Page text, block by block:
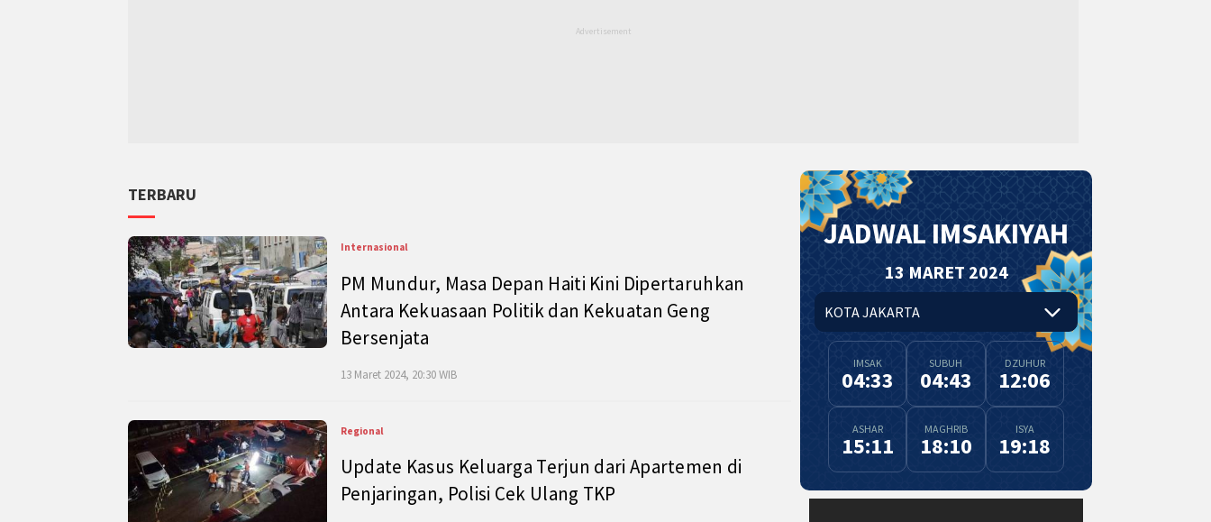
TERBARU
Internasional
PM Mundur, Masa Depan Haiti Kini Dipertaruhkan
Antara Kekuasaan Politik dan Kekuatan Geng
Bersenjata
13 Maret 2024, 20:30 WIB
Regional
Update Kasus Keluarga Terjun dari Apartemen di
Penjaringan, Polisi Cek Ulang TKP
JADWAL IMSAKIYAH
13 MARET 2024
IMSAK
04:33
SUBUH
04:43
DZUHUR
12:06
ASHAR
15:11
MAGHRIB
18:10
ISYA
19:18